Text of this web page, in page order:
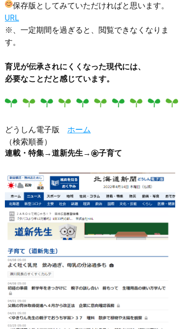
保存版としてみていただければと思います。
URL
※、一定期間を過ぎると、閲覧できなくなりま
す。
育児が伝承されにくくなった現代には、
必要なことだと感じています。
どうしん電子版 ホーム
（検索順番）
連載・特集→道新先生→ ㊎子育て